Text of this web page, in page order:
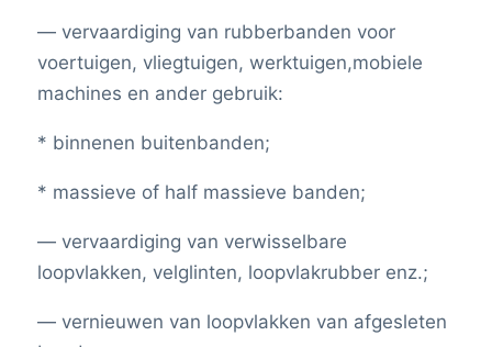
— vervaardiging van rubberbanden voor
voertuigen, vliegtuigen, werktuigen,mobiele
machines en ander gebruik:
* binnenen buitenbanden;
* massieve of half massieve banden;
— vervaardiging van verwisselbare
loopvlakken, velglinten, loopvlakrubber enz.;
— vernieuwen van loopvlakken van afgesleten